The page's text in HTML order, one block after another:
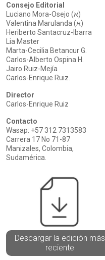
Consejo Editorial
Luciano Mora-Osejo (א)
Valentina Marulanda (א)
Heriberto Santacruz-Ibarra
Lia Master
Marta-Cecilia Betancur G.
Carlos-Alberto Ospina H.
Jairo Ruiz-Mejía
Carlos-Enrique Ruiz.
Director
Carlos-Enrique Ruiz
Contacto
Wasap: +57 312 7313583
Carrera 17 No 71-87
Manizales, Colombia,
Sudamérica.
Descargar la edición más
reciente